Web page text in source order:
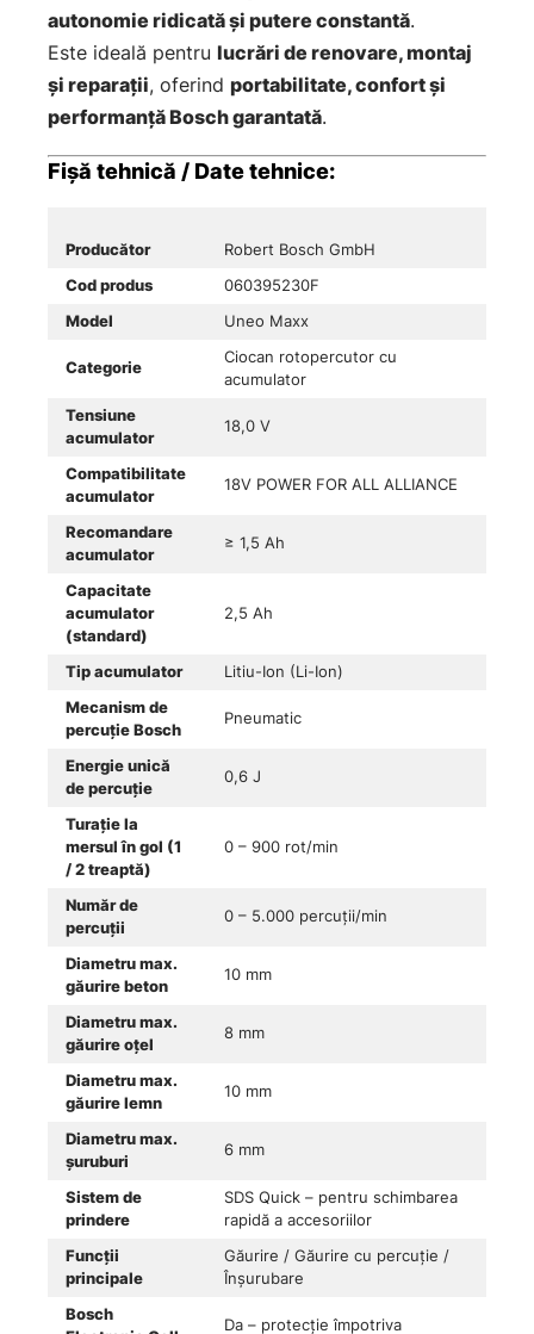
autonomie ridicată și putere constantă.
Este ideală pentru lucrări de renovare, montaj
și reparații, oferind portabilitate, confort și
performanță Bosch garantată.
Fișă tehnică / Date tehnice:
Producător
Robert Bosch GmbH
Cod produs
060395230F
Model
Uneo Maxx
Categorie
Ciocan rotopercutor cu
acumulator
Tensiune
acumulator
18,0 V
Compatibilitate
acumulator
18V POWER FOR ALL ALLIANCE
Recomandare
acumulator
≥ 1,5 Ah
Capacitate
acumulator
(standard)
2,5 Ah
Tip acumulator
Litiu-Ion (Li-Ion)
Mecanism de
percuție Bosch
Pneumatic
Energie unică
de percuție
0,6 J
Turație la
mersul în gol (1
/ 2 treaptă)
0 – 900 rot/min
Număr de
percuții
0 – 5.000 percuții/min
Diametru max.
găurire beton
10 mm
Diametru max.
găurire oțel
8 mm
Diametru max.
găurire lemn
10 mm
Diametru max.
șuruburi
6 mm
Sistem de
prindere
SDS Quick – pentru schimbarea
rapidă a accesoriilor
Funcții
principale
Găurire / Găurire cu percuție /
Înșurubare
Bosch
Da – protecție împotriva